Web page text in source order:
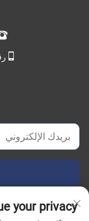
your privacy